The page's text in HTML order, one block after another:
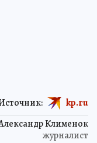
Клименок
журналист
kp.ru